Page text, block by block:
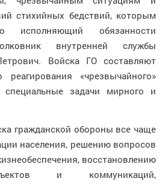
стихийных бедствий, которым
исполняющий обязанности
внутренней службы
Войска ГО составляют
«чрезвычайного»
задачи мирного и
гражданской обороны все чаще
населения, решению вопросов
восстановлению
и коммуникаций,